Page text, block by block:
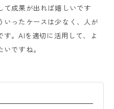
て成果が出れば嬉しいです
いったケースは少なく、人が
。AIを適切に活用して、よ
ですね。